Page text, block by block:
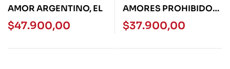
AMOR ARGENTINO, EL
$47.900,00
AMORES PROHIBIDOS
– BOOKET
$37.900,00